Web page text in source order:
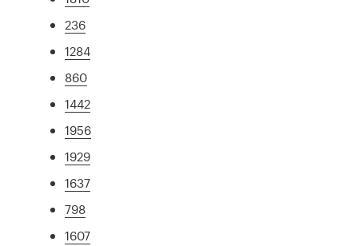
236
1284
860
1442
1956
1929
1637
798
1607